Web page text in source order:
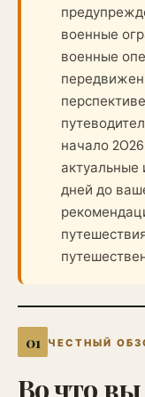
военные
военные
начало
актуальные
дней до
ЧЕСТНЫЙ
Вочтовы